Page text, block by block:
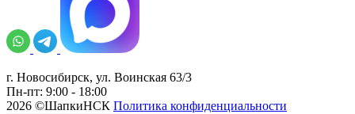
г. Новосибирск, ул. Воинская 63/3
Пн-пт: 9:00 - 18:00
2026 ©ШапкиНСК Политика конфиденциальности